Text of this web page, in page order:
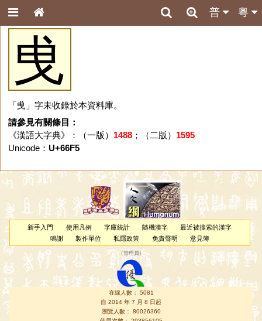
粵
普
曵
「曵」字未收錄於本資料庫。
請參見有關條目：
《漢語大字典》：（一版） 1488；（二版） 1595
Unicode： U+66F5
新手入門 使用凡例 字庫統計 隨機漢字
最近被搜索的漢字
鳴謝
製作單位 私隱政策 免責聲明 意見簿
（管理員 ）
在線人數： 5081
自 2014 年 7 月 8 日起
瀏覽人數： 80026360